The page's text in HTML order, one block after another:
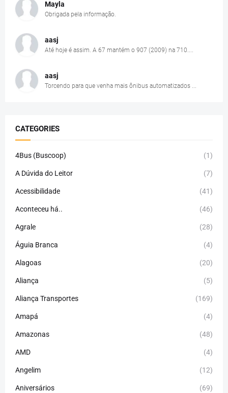
Mayla
Obrigada pela informação.
aasj
Até hoje é assim. A 67 mantém o 907 (2009) na 710....
aasj
Torcendo para que venha mais ônibus automatizados ...
CATEGORIES
4Bus (Buscoop) (1)
A Dúvida do Leitor (7)
Acessibilidade (41)
Aconteceu há.. (46)
Agrale (28)
Águia Branca (4)
Alagoas (20)
Aliança (5)
Aliança Transportes (169)
Amapá (4)
Amazonas (48)
AMD (4)
Angelim (12)
Aniversários (69)